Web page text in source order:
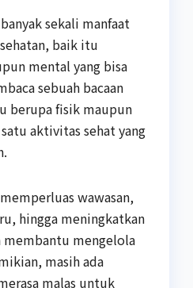
sekali manfaat
baik itu
mental yang bisa
sebuah bacaan
berupa fisik maupun
aktivitas sehat yang
wawasan,
hingga meningkatkan
membantu mengelola
masih ada
malas untuk